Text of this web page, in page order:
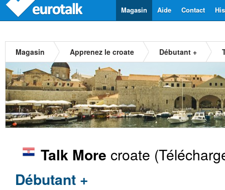
Contact
Aide
Magasin
Magasin Apprenez le croate Débutant +
Talk More croate
Débutant +